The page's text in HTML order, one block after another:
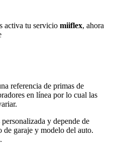
activa tu servicio miiflex, ahora
referencia de primas de
en línea por lo cual las
y depende de
de garaje y modelo del auto.